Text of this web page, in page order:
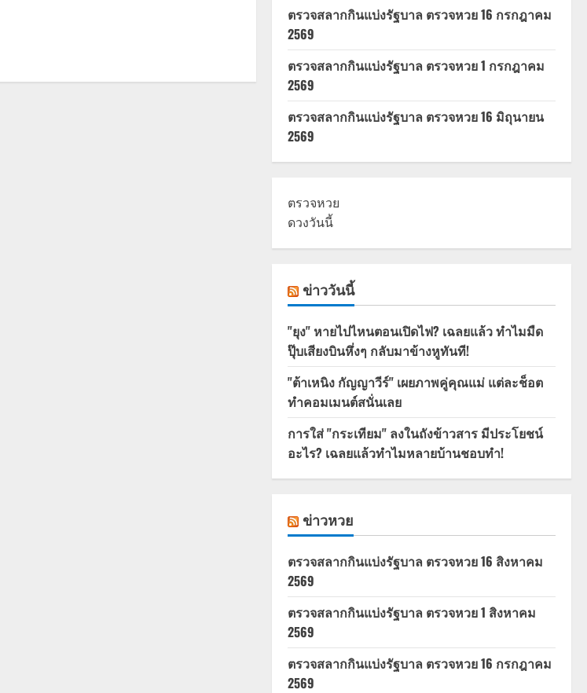
ตรวจสลากกินแบ่งรัฐบาล ตรวจหวย 16 กรกฎาคม
2569
ตรวจสลากกินแบ่งรัฐบาล ตรวจหวย 1 กรกฎาคม
2569
ตรวจสลากกินแบ่งรัฐบาล ตรวจหวย 16 มิถุนายน
2569
ตรวจหวย
ดวงวันนี้
ข่าววันนี้
"ยุง" หายไปไหนตอนเปิดไฟ? เฉลยแล้ว ทำไมมืด
ปุ๊บเสียงบินหึ่งๆ กลับมาข้างหูทันที!
"ต้าเหนิง กัญญาวีร์" เผยภาพคู่คุณแม่ แต่ละช็อต
ทำคอมเมนต์สนั่นเลย
การใส่ "กระเทียม" ลงในถังข้าวสาร มีประโยชน์
อะไร? เฉลยแล้วทำไมหลายบ้านชอบทำ!
ข่าวหวย
ตรวจสลากกินแบ่งรัฐบาล ตรวจหวย 16 สิงหาคม
2569
ตรวจสลากกินแบ่งรัฐบาล ตรวจหวย 1 สิงหาคม
2569
ตรวจสลากกินแบ่งรัฐบาล ตรวจหวย 16 กรกฎาคม
2569